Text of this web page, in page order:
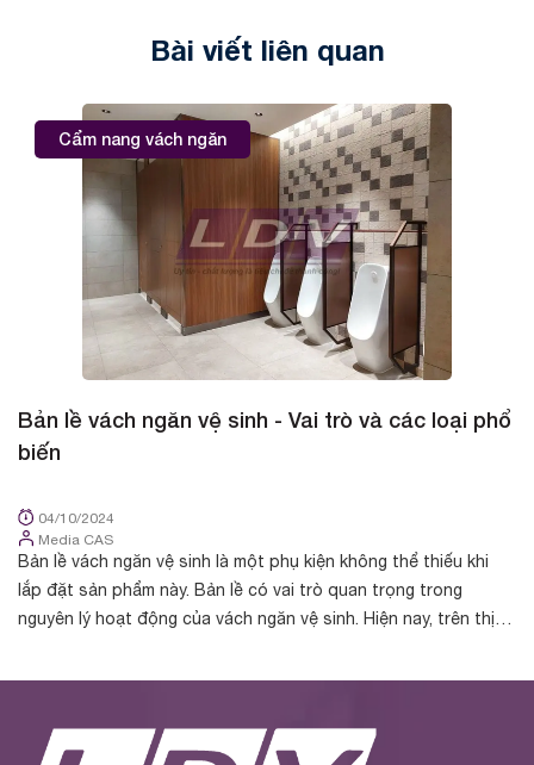
Bài viết liên quan
Cẩm nang vách ngăn
Bản lề vách ngăn vệ sinh - Vai trò và các loại phổ
biến
04/10/2024
Media CAS
Bản lề vách ngăn vệ sinh là một phụ kiện không thể thiếu khi
lắp đặt sản phẩm này. Bản lề có vai trò quan trọng trong
nguyên lý hoạt động của vách ngăn vệ sinh. Hiện nay, trên thị